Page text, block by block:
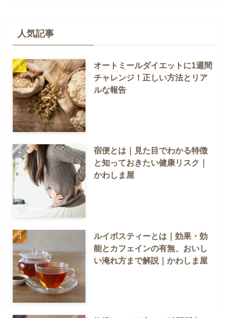
人気記事
オートミールダイエットに1週間
チャレンジ！正しい方法とリア
ルな報告
宿便とは｜見た目でわかる特徴
と知っておきたい健康リスク｜
かわしま屋
ルイボスティーとは｜効果・効
能とカフェインの有無、おいし
い淹れ方まで解説｜かわしま屋